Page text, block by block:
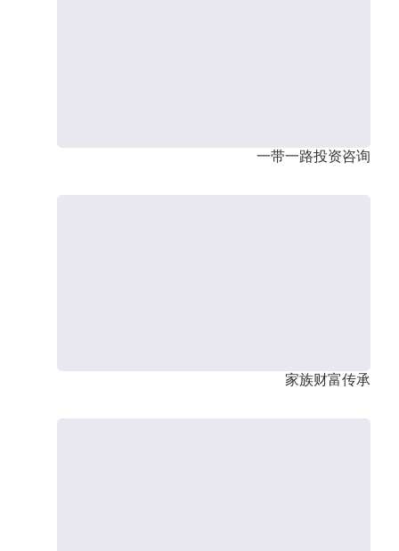
一带一路投资咨询
家族财富传承